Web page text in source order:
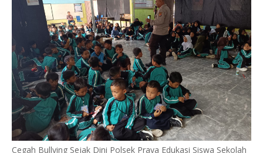
Cegah Bullying Sejak Dini Polsek Praya Edukasi Siswa Sekolah